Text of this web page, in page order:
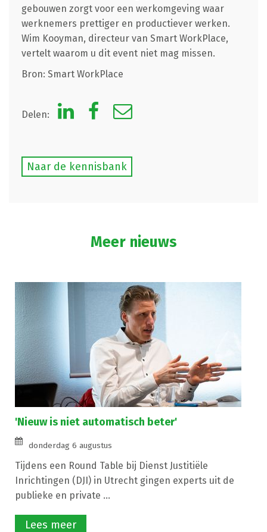
gebouwen zorgt voor een werkomgeving waar
werknemers prettiger en productiever werken.
Wim Kooyman, directeur van Smart WorkPlace,
vertelt waarom u dit event niet mag missen.
Bron: Smart WorkPlace
Delen:
Naar de kennisbank
Meer nieuws
'Nieuw is niet automatisch beter'
donderdag 6 augustus
Tijdens een Round Table bij Dienst Justitiële
Inrichtingen (DJI) in Utrecht gingen experts uit de
publieke en private ...
Lees meer